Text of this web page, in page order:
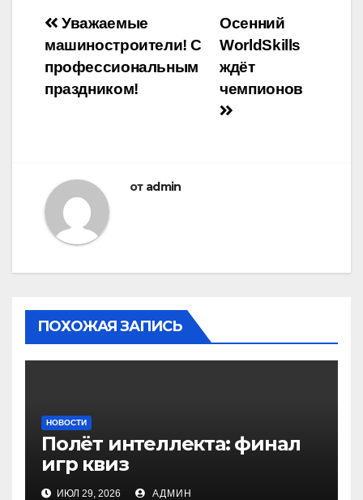
Навигация
по
записям
Осенний
WorldSkills
ждёт
чемпионов
Уважаемые
машиностроители! С
профессиональным
праздником!
от admin
ПОХОЖАЯ ЗАПИСЬ
НОВОСТИ
Полёт интеллекта: финал
игр квиз
ИЮЛ 29, 2026 АДМИН